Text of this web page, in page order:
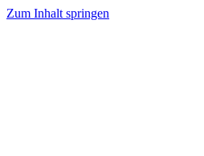
Zum Inhalt springen